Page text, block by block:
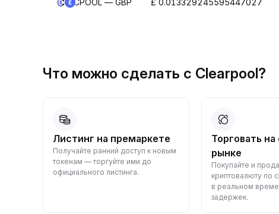
CPOOL — GBP £ 0.013329245595447027
Что можно сделать с Clearpool?
Торговать на спотовом
рынке
Покупайте и продавайте
криптовалюту по спотовым ценам
— быстро,